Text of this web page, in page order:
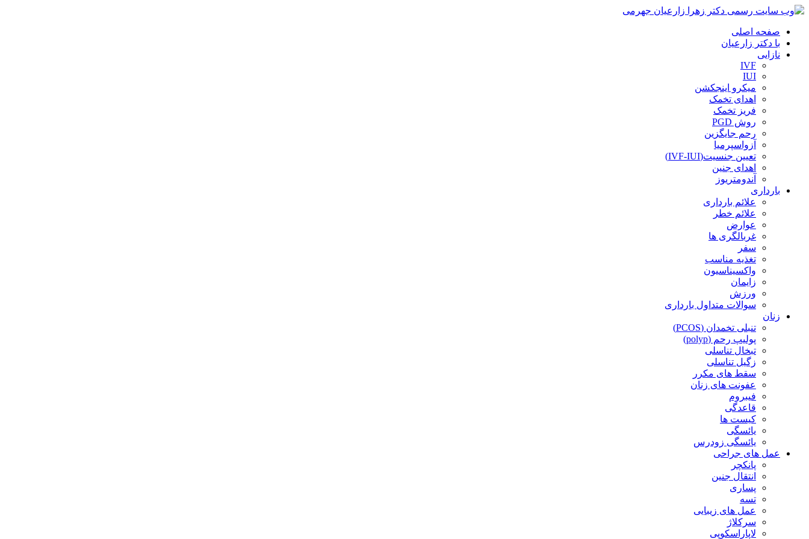
صفحه اصلی
با دکتر زارعیان
نازایی
IVF
IUI
میکرو اینجکشن
اهدای تخمک
فریز تخمک
روش PGD
رحم جایگزین
آزواسپرمیا
تعیین جنسیت(IVF-IUI)
اهدای جنین
آندومتریوز
بارداری
علائم بارداری
علائم خطر
عوارض
غربالگری ها
سفر
تغذیه مناسب
واکسیناسیون
زایمان
ورزش
سوالات متداول بارداری
زنان
تنبلی تخمدان (PCOS)
پولیپ رحم (polyp)
تبخال تناسلی
زگیل تناسلی
سقط های مکرر
عفونت های زنان
فیبروم
قاعدگی
کیست ها
یائسگی
یائسگی زودرس
عمل های جراحی
پانکچر
انتقال جنین
پساری
تسه
عمل های زیبایی
سرکلاژ
لاپاراسکوپی